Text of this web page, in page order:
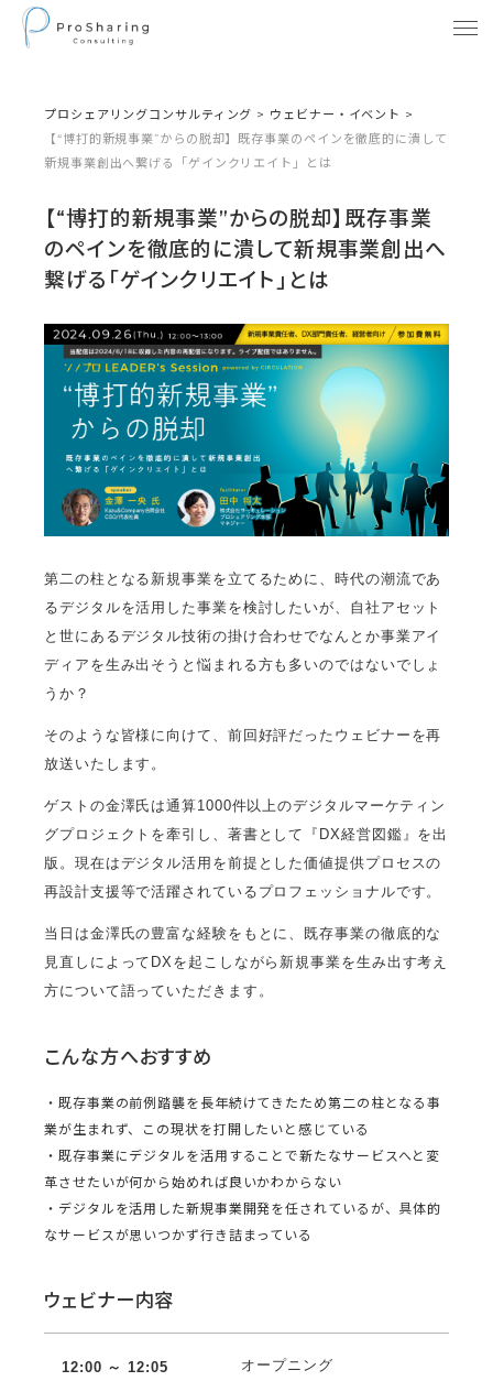
プロシェアリングコンサルティング > ウェビナー・イベント >
【“博打的新規事業”からの脱却】既存事業のペインを徹底的に潰して
新規事業創出へ繋げる「ゲインクリエイト」とは
【“博打的新規事業”からの脱却】既存事業
のペインを徹底的に潰して新規事業創出へ
繋げる「ゲインクリエイト」とは
第二の柱となる新規事業を立てるために、時代の潮流であ
るデジタルを活用した事業を検討したいが、自社アセット
と世にあるデジタル技術の掛け合わせでなんとか事業アイ
ディアを生み出そうと悩まれる方も多いのではないでしょ
うか？
そのような皆様に向けて、前回好評だったウェビナーを再
放送いたします。
ゲストの金澤氏は通算1000件以上のデジタルマーケティン
グプロジェクトを牽引し、著書として『DX経営図鑑』を出
版。現在はデジタル活用を前提とした価値提供プロセスの
再設計支援等で活躍されているプロフェッショナルです。
当日は金澤氏の豊富な経験をもとに、既存事業の徹底的な
見直しによってDXを起こしながら新規事業を生み出す考え
方について語っていただきます。
こんな方へおすすめ
・既存事業の前例踏襲を長年続けてきたため第二の柱となる事
業が生まれず、この現状を打開したいと感じている
・既存事業にデジタルを活用することで新たなサービスへと変
革させたいが何から始めれば良いかわからない
・デジタルを活用した新規事業開発を任されているが、具体的
なサービスが思いつかず行き詰まっている
ウェビナー内容
12:00 ～ 12:05 オープニング